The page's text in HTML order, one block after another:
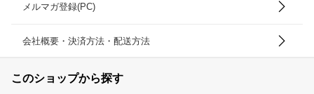
メルマガ登録(PC)
会社概要・決済方法・配送方法
このショップから探す